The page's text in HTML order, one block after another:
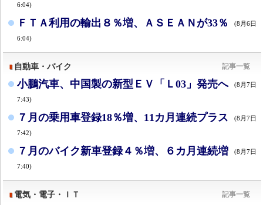
6:04)
ＦＴＡ利用の輸出８％増、ＡＳＥＡＮが33％ (8月6日
6:04)
自動車・バイク 記事一覧
小鵬汽車、中国製の新型ＥＶ「Ｌ03」発売へ (8月7日
7:43)
７月の乗用車登録18％増、11カ月連続プラス (8月7日
7:42)
７月のバイク新車登録４％増、６カ月連続増 (8月7日
7:40)
電気・電子・ＩＴ 記事一覧